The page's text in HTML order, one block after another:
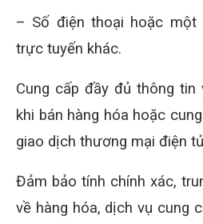
– Số điện thoại hoặc một
trực tuyến khác.
Cung cấp đầy đủ thông tin
khi bán hàng hóa hoặc
giao dịch thương mại điện
Đảm bảo tính chính xác,
về hàng hóa, dịch vụ cung